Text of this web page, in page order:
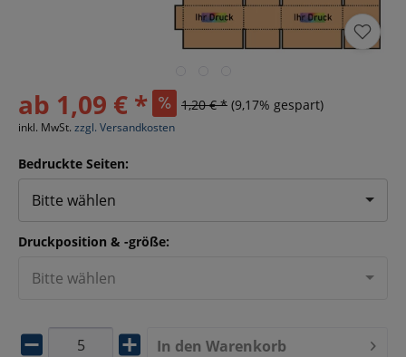
ab 1,09 € * 1,20 € * (9,17% gespart)
inkl. MwSt. zzgl. Versandkosten
Bedruckte Seiten:
Bitte wählen
Druckposition & -größe:
Bitte wählen
In den Warenkorb